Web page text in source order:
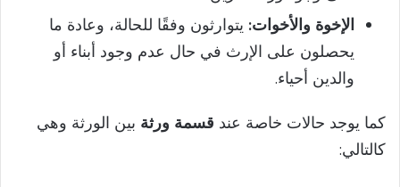
الإخوة والأخوات: يتوارثون وفقًا للحالة، وعادة ما
يحصلون على الإرث في حال عدم وجود أبناء أو
والدين أحياء.
كما يوجد حالات خاصة عند قسمة ورثة بين الورثة وهي
كالتالي: